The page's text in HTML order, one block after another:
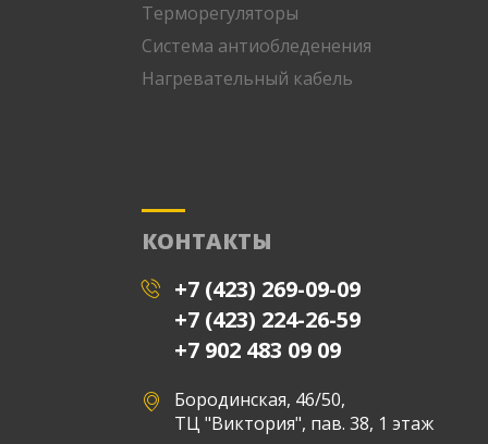
Терморегуляторы
Система антиобледенения
Нагревательный кабель
КОНТАКТЫ
+7 (423) 269-09-09
+7 (423) 224-26-59
+7 902 483 09 09
Бородинская, 46/50,
ТЦ "Виктория", пав. 38, 1 этаж